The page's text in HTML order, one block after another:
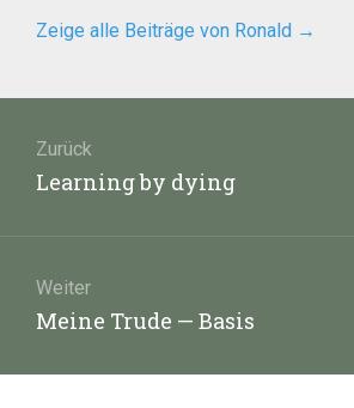
Zeige alle Beiträge von Ronald →
Zurück
Vorheriger
Learning by dying
Weiter
Nächster
Meine Trude — Basis